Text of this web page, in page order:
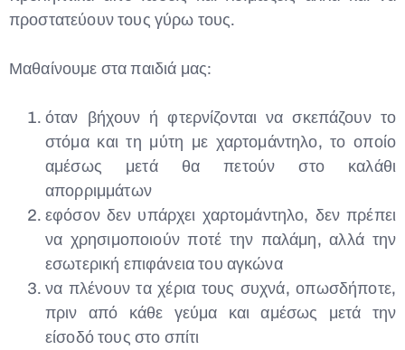
προστατεύουν τους γύρω τους.
Μαθαίνουμε στα παιδιά μας:
όταν βήχουν ή φτερνίζονται να σκεπάζουν το
στόμα και τη μύτη με χαρτομάντηλο, το οποίο
αμέσως μετά θα πετούν στο καλάθι
απορριμμάτων
εφόσον δεν υπάρχει χαρτομάντηλο, δεν πρέπει
να χρησιμοποιούν ποτέ την παλάμη, αλλά την
εσωτερική επιφάνεια του αγκώνα
να πλένουν τα χέρια τους συχνά, οπωσδήποτε,
πριν από κάθε γεύμα και αμέσως μετά την
είσοδό τους στο σπίτι